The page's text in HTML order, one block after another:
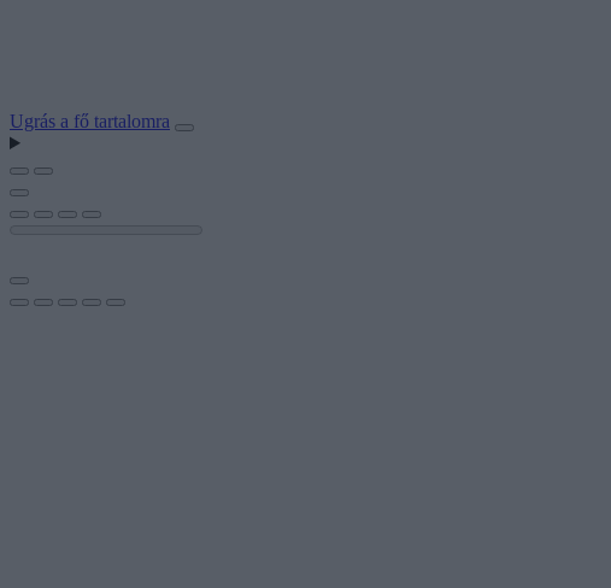
Ugrás a fő tartalomra